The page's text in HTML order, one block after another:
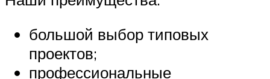
большой выбор типовых
проектов;
профессиональные